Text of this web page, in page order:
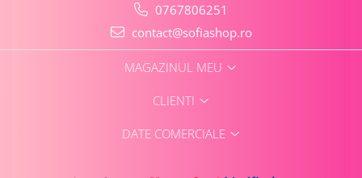
0767806251
contact@sofiashop.ro
MAGAZINUL MEU
CLIENTI
DATE COMERCIALE